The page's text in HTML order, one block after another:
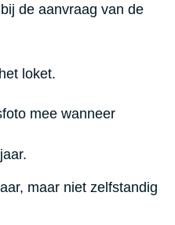
bij de aanvraag van de
loket.
mee wanneer
maar niet zelfstandig